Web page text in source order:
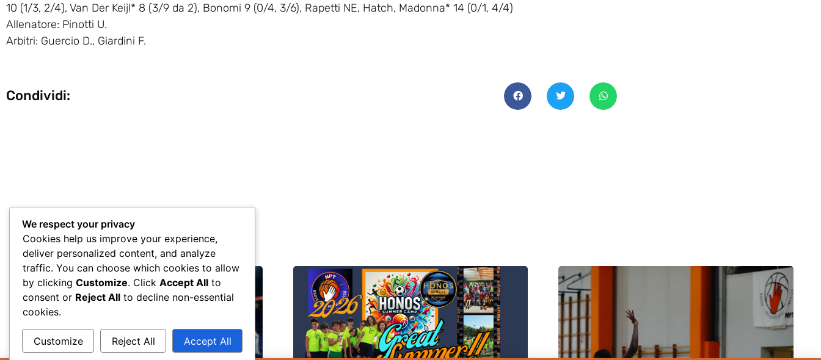
10 (1/3, 2/4), Van Der Keijl* 8 (3/9 da 2), Bonomi 9 (0/4, 3/6), Rapetti NE, Hatch, Madonna* 14 (0/1, 4/4)
Allenatore: Pinotti U.
Arbitri: Guercio D., Giardini F.
Condividi:
Altri post
We respect your privacy
Cookies help us improve your experience,
deliver personalized content, and analyze
traffic. You can choose which cookies to allow
by clicking Customize. Click Accept All to
consent or Reject All to decline non-essential
cookies.
Customize Reject All Accept All